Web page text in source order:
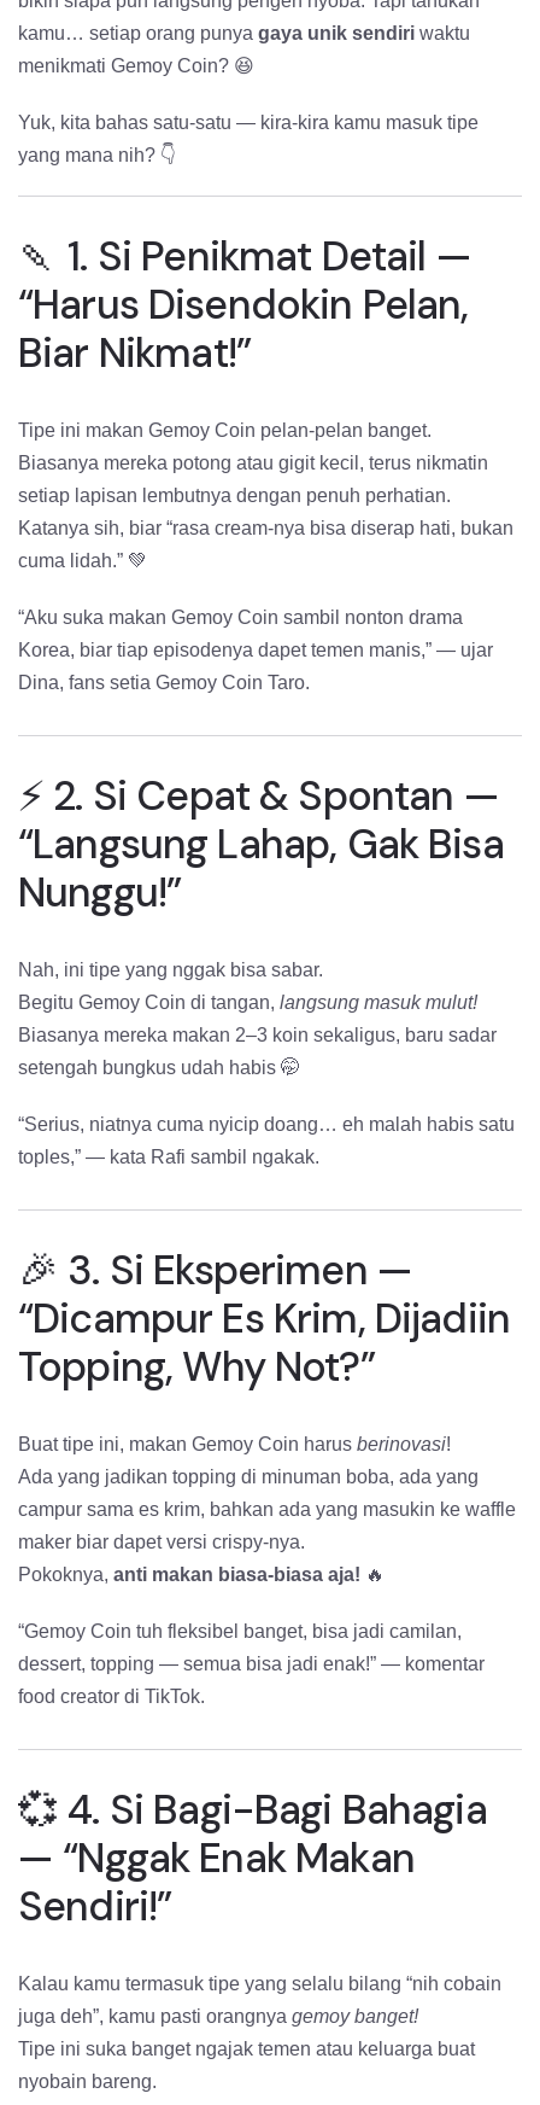
kamu… setiap orang punya gaya unik sendiri waktu
menikmati Gemoy Coin? 😆
Yuk, kita bahas satu-satu — kira-kira kamu masuk tipe
yang mana nih? 👇
🍡 1. Si Penikmat Detail —
“Harus Disendokin Pelan,
Biar Nikmat!”
Tipe ini makan Gemoy Coin pelan-pelan banget.
Biasanya mereka potong atau gigit kecil, terus nikmatin
setiap lapisan lembutnya dengan penuh perhatian.
Katanya sih, biar “rasa cream-nya bisa diserap hati, bukan
cuma lidah.” 💚
“Aku suka makan Gemoy Coin sambil nonton drama
Korea, biar tiap episodenya dapet temen manis,” — ujar
Dina, fans setia Gemoy Coin Taro.
⚡ 2. Si Cepat & Spontan —
“Langsung Lahap, Gak Bisa
Nunggu!”
Nah, ini tipe yang nggak bisa sabar.
Begitu Gemoy Coin di tangan, langsung masuk mulut!
Biasanya mereka makan 2–3 koin sekaligus, baru sadar
setengah bungkus udah habis 🤭
“Serius, niatnya cuma nyicip doang… eh malah habis satu
toples,” — kata Rafi sambil ngakak.
🎉 3. Si Eksperimen —
“Dicampur Es Krim, Dijadiin
Topping, Why Not?”
Buat tipe ini, makan Gemoy Coin harus berinovasi!
Ada yang jadikan topping di minuman boba, ada yang
campur sama es krim, bahkan ada yang masukin ke waffle
maker biar dapet versi crispy-nya.
Pokoknya, anti makan biasa-biasa aja! 🔥
“Gemoy Coin tuh fleksibel banget, bisa jadi camilan,
dessert, topping — semua bisa jadi enak!” — komentar
food creator di TikTok.
💞 4. Si Bagi-Bagi Bahagia
— “Nggak Enak Makan
Sendiri!”
Kalau kamu termasuk tipe yang selalu bilang “nih cobain
juga deh”, kamu pasti orangnya gemoy banget!
Tipe ini suka banget ngajak temen atau keluarga buat
nyobain bareng.